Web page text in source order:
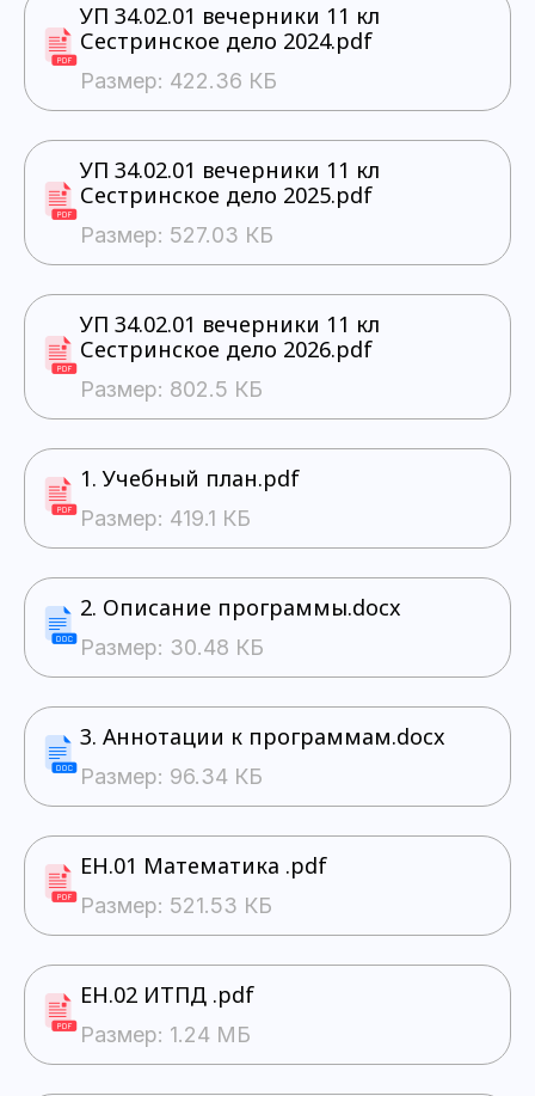
УП 34.02.01 вечерники 11 кл
Сестринское дело 2024.pdf
Размер: 422.36 КБ
УП 34.02.01 вечерники 11 кл
Сестринское дело 2025.pdf
Размер: 527.03 КБ
УП 34.02.01 вечерники 11 кл
Сестринское дело 2026.pdf
Размер: 802.5 КБ
1. Учебный план.pdf
Размер: 419.1 КБ
2. Описание программы.docx
Размер: 30.48 КБ
3. Аннотации к программам.docx
Размер: 96.34 КБ
ЕН.01 Математика .pdf
Размер: 521.53 КБ
ЕН.02 ИТПД .pdf
Размер: 1.24 МБ